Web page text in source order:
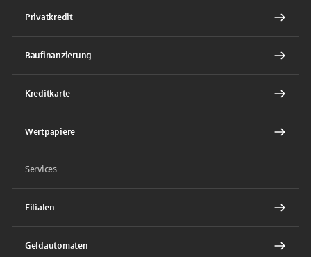
Privatkredit
Baufinanzierung
Kreditkarte
Wertpapiere
Services
Filialen
Geldautomaten